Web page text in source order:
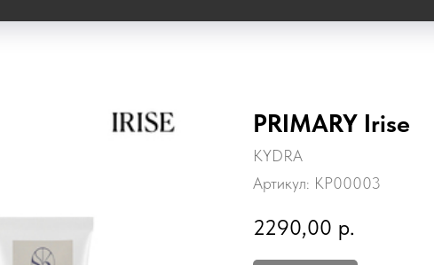
PRIMARY Irise
KYDRA
Артикул: KP00003
2290,00 р.